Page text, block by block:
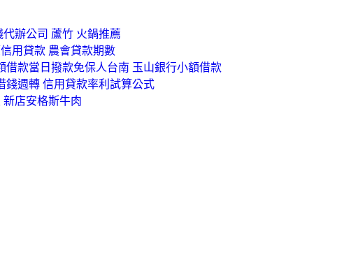
辦公司 蘆竹 火鍋推薦
用貸款 農會貸款期數
款當日撥款免保人台南 玉山銀行小額借款
錢週轉 信用貸款率利試算公式
店安格斯牛肉